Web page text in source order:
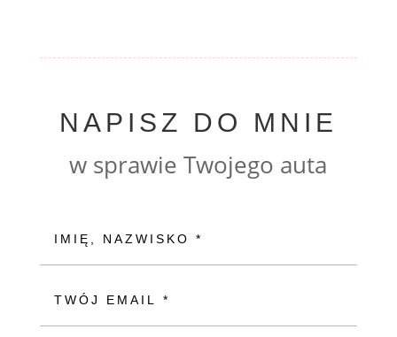
NAPISZ DO MNIE
w sprawie Twojego auta